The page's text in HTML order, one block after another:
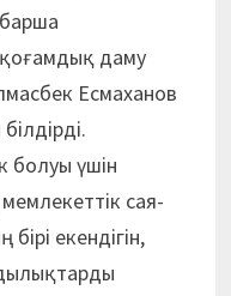
даму
Есмаханов
болуы үшін
сая­
екендігін,